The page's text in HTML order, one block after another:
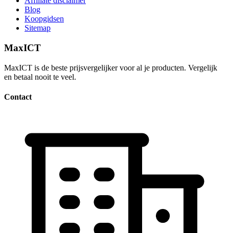
Blog
Koopgidsen
Sitemap
MaxICT
MaxICT is de beste prijsvergelijker voor al je producten. Vergelijk
en betaal nooit te veel.
Contact